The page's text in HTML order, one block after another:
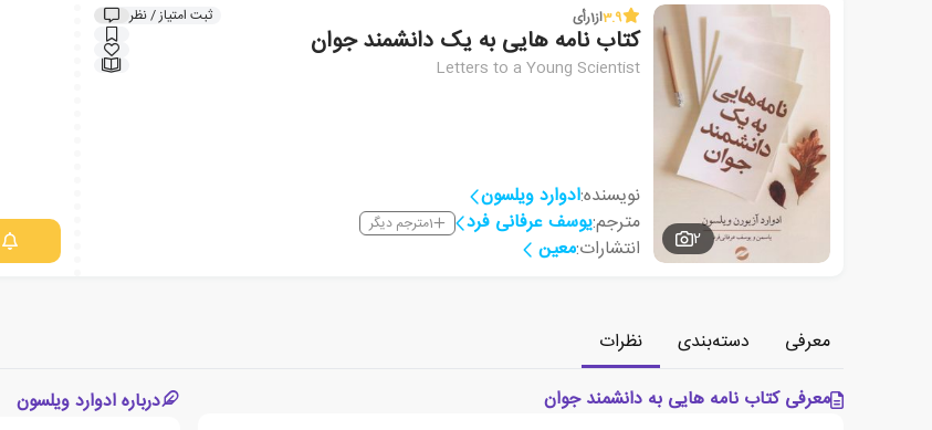
2
3.9از1رأی ثبت امتیاز / نظر
کتاب نامه هایی به یک دانشمند جوان
Letters to a Young Scientist
نویسنده:ادوارد ویلسون
مترجم:یوسف عرفانی فرد 1مترجم دیگر
انتشارات:معین
معرفی دسته‌بندی
نظرات
معرفی کتاب نامه هایی به دانشمند جوان
درباره ادوارد ویلسون